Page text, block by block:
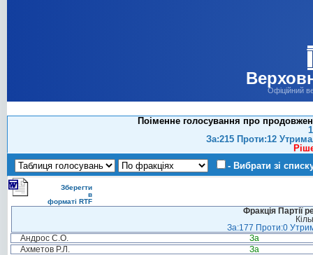
Офіційний
Поіменне голосування про
За:215 Проти:12
- Вибрати зі
Зберегти
в
форматі RTF
Фракція Партії
За:177 Проти:0
Андрос С.О.
За
Ахметов Р.Л.
За